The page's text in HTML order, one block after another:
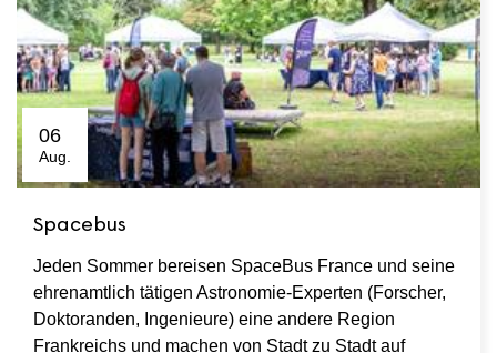
06
Aug.
Spacebus
Jeden Sommer bereisen SpaceBus France und seine
ehrenamtlich tätigen Astronomie-Experten (Forscher,
Doktoranden, Ingenieure) eine andere Region
Frankreichs und machen von Stadt zu Stadt auf